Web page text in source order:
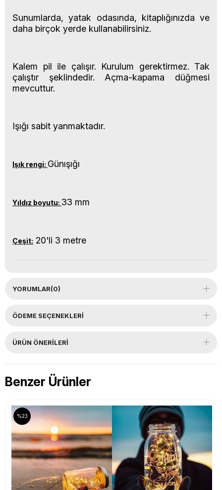
Sunumlarda, yatak odasında, kitaplığınızda ve
daha birçok yerde kullanabilirsiniz.
Kalem pil ile çalışır. Kurulum gerektirmez. Tak
çalıştır şeklindedir. Açma-kapama düğmesi
mevcuttur.
Işığı sabit yanmaktadır.
Işık rengi: Günışığı
Yıldız boyutu: 33 mm
Çeşit: 20'li 3 metre
YORUMLAR(0)
ÖDEME SEÇENEKLERI
ÜRÜN ÖNERILERI
Benzer Ürünler
%23